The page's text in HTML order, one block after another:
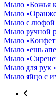
Мыло «Божья
Мыло
Мыло с люфой
Мыло ручной
Мыло
Мыло «ешь
Мыло
Мыло для рук
Мыло яйцо с